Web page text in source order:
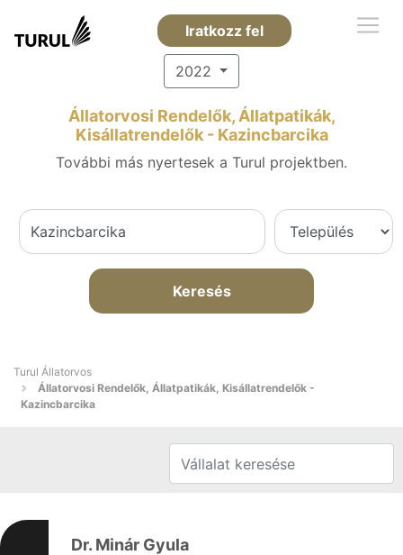
Iratkozz fel
2022
Állatorvosi Rendelők, Állatpatikák,
Kisállatrendelők - Kazincbarcika
További más nyertesek a Turul projektben.
Keresés
Turul Állatorvos
Állatorvosi Rendelők, Állatpatikák, Kisállatrendelők -
Kazincbarcika
Dr. Minár Gyula